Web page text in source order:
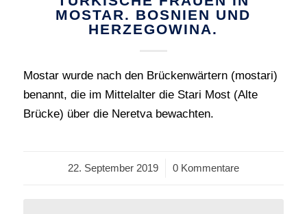
MOSTAR. BOSNIEN UND
HERZEGOWINA.
Mostar wurde nach den Brückenwärtern (mostari)
benannt, die im Mittelalter die Stari Most (Alte
Brücke) über die Neretva bewachten.
22. September 2019
/ 0 Kommentare